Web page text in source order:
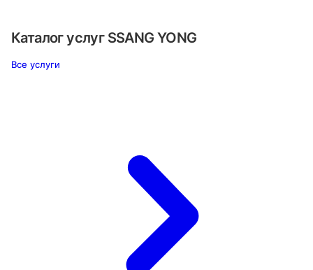
Каталог услуг SSANG YONG
Все услуги